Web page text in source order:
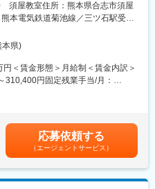
キルを身につけることが可能で
てチャレンジできる研修制度が整
によるサポートがあり、段階的に
視しています。
、複数教室の統括や教育事業全般
す。
長候補として教室運営全般をマネ
上サポート…
の管理・育成…
須屋教室住所：熊本県合志市須屋
本電気鉄道菊池線／三ツ石駅受動
範囲：無
本県)
＜賃金形態＞月給制＜賃金内訳＞
310,400円固定残業手当/月：
5,000円～50,000円（前年度実績）
くまでも目安の金額であり、選考
ます。月給(月額)は固定手当を含め
応募依頼する
（エージェントサービス）